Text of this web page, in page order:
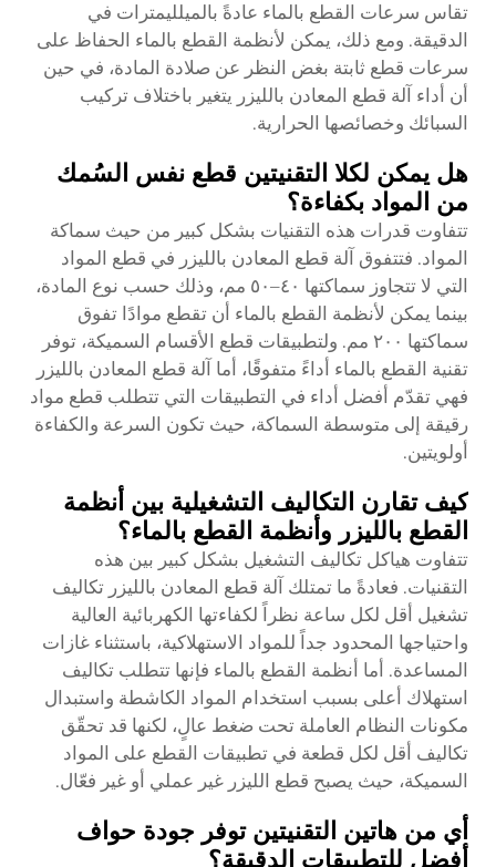
تقاس سرعات القطع بالماء عادةً بالميلليمترات في
الدقيقة. ومع ذلك، يمكن لأنظمة القطع بالماء الحفاظ على
سرعات قطع ثابتة بغض النظر عن صلادة المادة، في حين
أن أداء آلة قطع المعادن بالليزر يتغير باختلاف تركيب
السبائك وخصائصها الحرارية.
هل يمكن لكلا التقنيتين قطع نفس السُمك
من المواد بكفاءة؟
تتفاوت قدرات هذه التقنيات بشكل كبير من حيث سماكة
المواد. فتتفوق آلة قطع المعادن بالليزر في قطع المواد
التي لا تتجاوز سماكتها ٤٠–٥٠ مم، وذلك حسب نوع المادة،
بينما يمكن لأنظمة القطع بالماء أن تقطع موادًا تفوق
سماكتها ٢٠٠ مم. ولتطبيقات قطع الأقسام السميكة، توفر
تقنية القطع بالماء أداءً متفوقًا، أما آلة قطع المعادن بالليزر
فهي تقدّم أفضل أداء في التطبيقات التي تتطلب قطع مواد
رقيقة إلى متوسطة السماكة، حيث تكون السرعة والكفاءة
أولويتين.
كيف تقارن التكاليف التشغيلية بين أنظمة
القطع بالليزر وأنظمة القطع بالماء؟
تتفاوت هياكل تكاليف التشغيل بشكل كبير بين هذه
التقنيات. فعادةً ما تمتلك آلة قطع المعادن بالليزر تكاليف
تشغيل أقل لكل ساعة نظراً لكفاءتها الكهربائية العالية
واحتياجها المحدود جداً للمواد الاستهلاكية، باستثناء غازات
المساعدة. أما أنظمة القطع بالماء فإنها تتطلب تكاليف
استهلاك أعلى بسبب استخدام المواد الكاشطة واستبدال
مكونات النظام العاملة تحت ضغط عالٍ، لكنها قد تحقّق
تكاليف أقل لكل قطعة في تطبيقات القطع على المواد
السميكة، حيث يصبح قطع الليزر غير عملي أو غير فعّال.
أي من هاتين التقنيتين توفر جودة حواف
أفضل للتطبيقات الدقيقة؟